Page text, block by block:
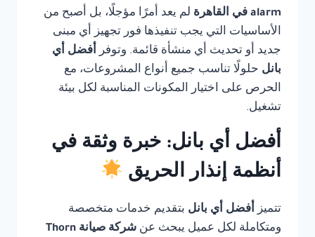
alarm في القاهرة
لم يعد أمرًا مؤجلًا، بل أصبح من
الأساسيات التي يجب تنفيذها فور تجهيز أي مبنى
جديد أو تحديث أي منشأة قائمة. وتوفر أفضل أي
بانل حلولًا تناسب جميع أنواع المشروعات، مع
الحرص على اختيار المكونات المناسبة لكل بيئة
تشغيل.
أفضل أي بانل: خبرة وثقة في
أنظمة إنذار الحريق
تتميز أفضل أي بانل بتقديم خدمات متخصصة
ومتكاملة لكل عميل يبحث عن
شركة صيانة Thorn